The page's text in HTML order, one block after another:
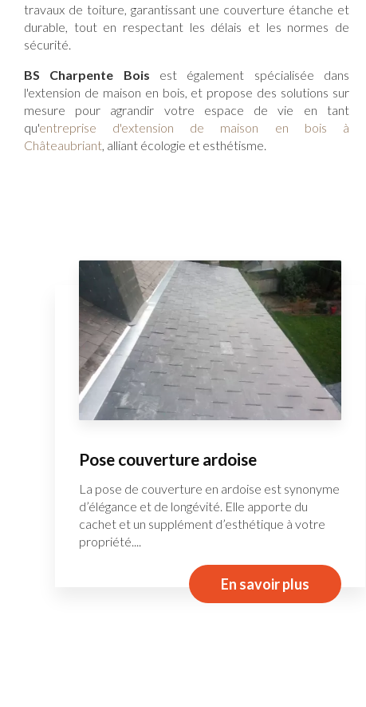
travaux de toiture, garantissant une couverture étanche et
durable, tout en respectant les délais et les normes de
sécurité.
BS Charpente Bois est également spécialisée dans
l'extension de maison en bois, et propose des solutions sur
mesure pour agrandir votre espace de vie en tant
qu'entreprise d'extension de maison en bois à
Châteaubriant , alliant écologie et esthétisme.
Pose couverture ardoise
La pose de couverture en ardoise est synonyme
d’élégance et de longévité. Elle apporte du
cachet et un supplément d’esthétique à votre
propriété....
En savoir plus